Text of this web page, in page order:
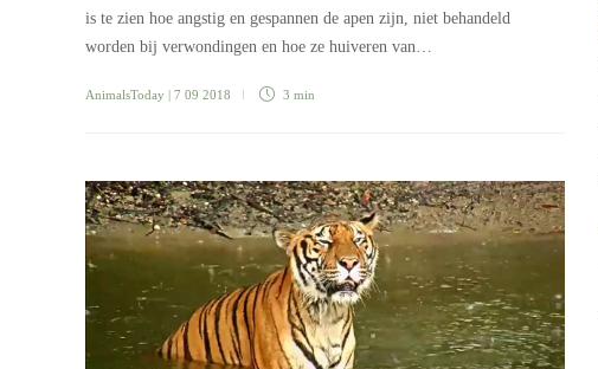
is te zien hoe angstig en gespannen de apen zijn, niet behandeld
worden bij verwondingen en hoe ze huiveren van…
AnimalsToday | 7 09 2018 3 min